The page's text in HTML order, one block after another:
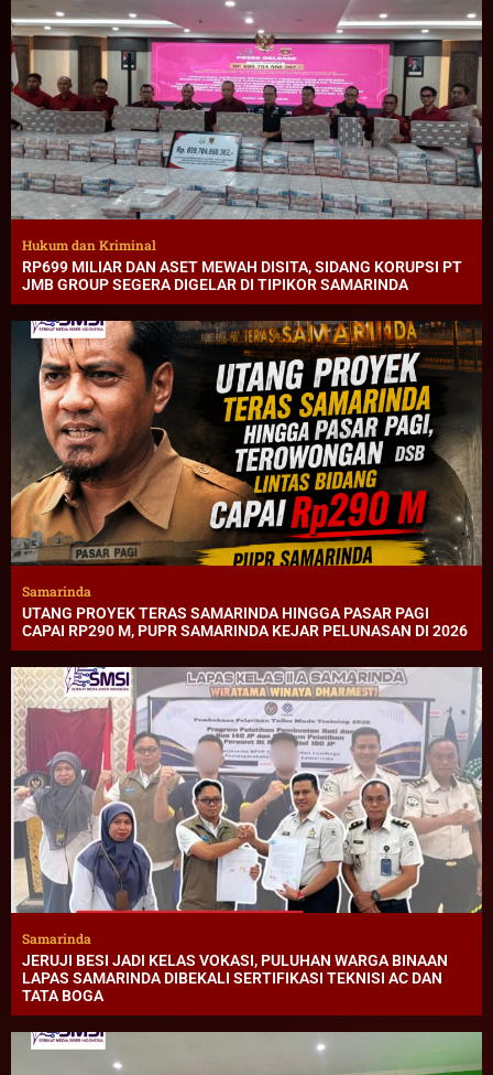
Hukum dan Kriminal
RP699 MILIAR DAN ASET MEWAH DISITA, SIDANG KORUPSI PT
JMB GROUP SEGERA DIGELAR DI TIPIKOR SAMARINDA
Samarinda
UTANG PROYEK TERAS SAMARINDA HINGGA PASAR PAGI
CAPAI RP290 M, PUPR SAMARINDA KEJAR PELUNASAN DI 2026
Samarinda
JERUJI BESI JADI KELAS VOKASI, PULUHAN WARGA BINAAN
LAPAS SAMARINDA DIBEKALI SERTIFIKASI TEKNISI AC DAN
TATA BOGA